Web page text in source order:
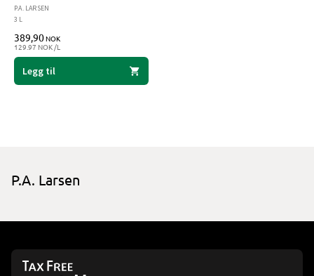
P.A. LARSEN
3 L
389,90NOK
129.97 NOK /L
Legg til
P.A. Larsen